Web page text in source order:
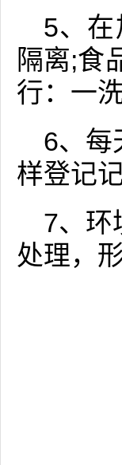
5、
隔离;食
行：一
6、每
样登记记
7、环
处理，